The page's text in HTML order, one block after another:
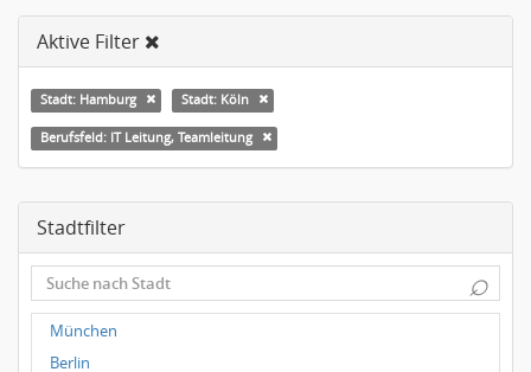
Aktive Filter
Stadt: Hamburg Stadt: Köln
Berufsfeld: IT Leitung, Teamleitung
Stadtfilter
⌕
München
Berlin